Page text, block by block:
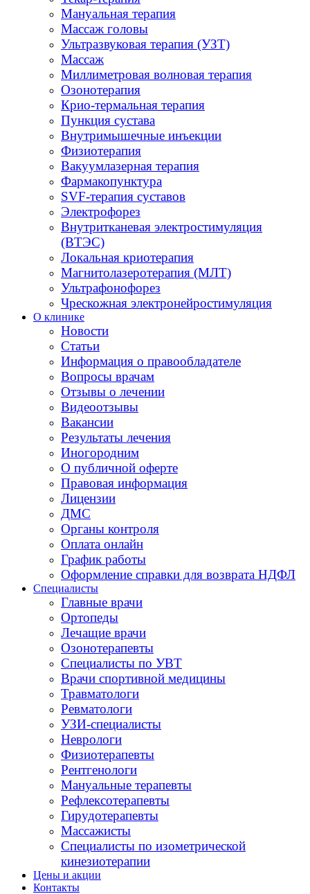
Мануальная терапия
Массаж головы
Ультразвуковая терапия (УЗТ)
Массаж
Миллиметровая волновая терапия
Озонотерапия
Крио-термальная терапия
Пункция сустава
Внутримышечные инъекции
Физиотерапия
Вакуумлазерная терапия
Фармакопунктура
SVF-терапия суставов
Электрофорез
Внутритканевая электростимуляция
(ВТЭС)
Локальная криотерапия
Магнитолазеротерапия (МЛТ)
Ультрафонофорез
Чрескожная электронейростимуляция
О клинике
Новости
Статьи
Информация о правообладателе
Вопросы врачам
Отзывы о лечении
Видеоотзывы
Вакансии
Результаты лечения
Иногородним
О публичной оферте
Правовая информация
Лицензии
ДМС
Органы контроля
Оплата онлайн
График работы
Оформление справки для возврата НДФЛ
Специалисты
Главные врачи
Ортопеды
Лечащие врачи
Озонотерапевты
Специалисты по УВТ
Врачи спортивной медицины
Травматологи
Ревматологи
УЗИ-специалисты
Неврологи
Физиотерапевты
Рентгенологи
Мануальные терапевты
Рефлексотерапевты
Гирудотерапевты
Массажисты
Специалисты по изометрической
кинезиотерапии
Цены и акции
Контакты